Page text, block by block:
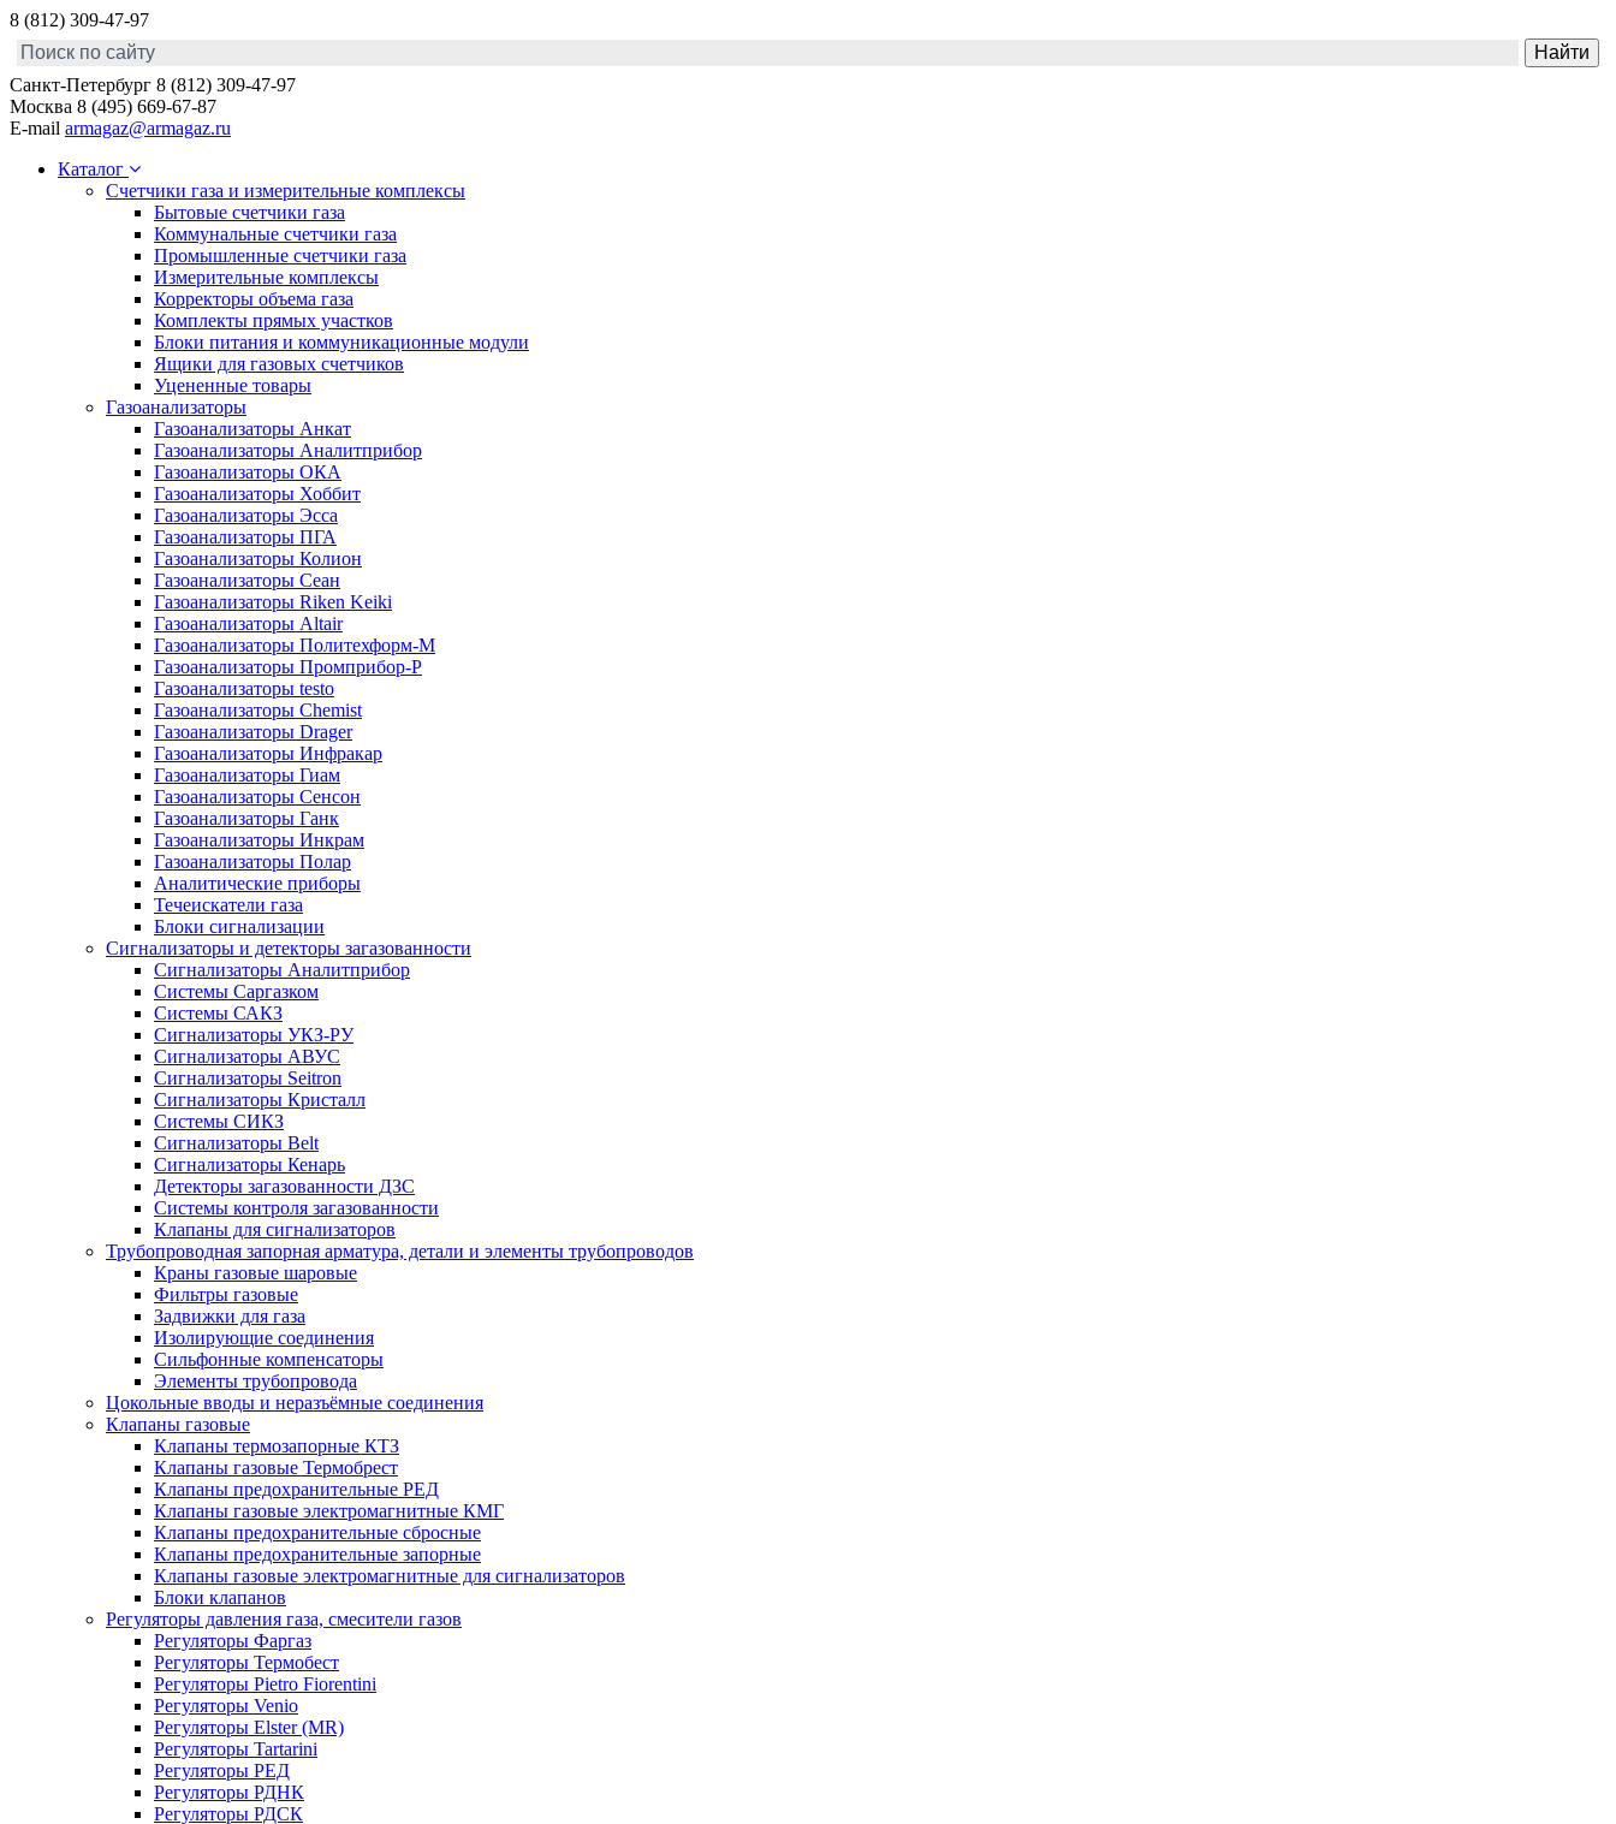
8 (812) 309-47-97
Санкт-Петербург 8 (812) 309-47-97
Москва 8 (495) 669-67-87
E-mail armagaz@armagaz.ru
Каталог
Счетчики газа и измерительные комплексы
Бытовые счетчики газа
Коммунальные счетчики газа
Промышленные счетчики газа
Измерительные комплексы
Корректоры объема газа
Комплекты прямых участков
Блоки питания и коммуникационные модули
Ящики для газовых счетчиков
Уцененные товары
Газоанализаторы
Газоанализаторы Анкат
Газоанализаторы Аналитприбор
Газоанализаторы ОКА
Газоанализаторы Хоббит
Газоанализаторы Эсса
Газоанализаторы ПГА
Газоанализаторы Колион
Газоанализаторы Сеан
Газоанализаторы Riken Keiki
Газоанализаторы Altair
Газоанализаторы Политехформ-М
Газоанализаторы Промприбор-Р
Газоанализаторы testo
Газоанализаторы Chemist
Газоанализаторы Drager
Газоанализаторы Инфракар
Газоанализаторы Гиам
Газоанализаторы Сенсон
Газоанализаторы Ганк
Газоанализаторы Инкрам
Газоанализаторы Полар
Аналитические приборы
Течеискатели газа
Блоки сигнализации
Сигнализаторы и детекторы загазованности
Сигнализаторы Аналитприбор
Системы Саргазком
Системы САКЗ
Сигнализаторы УКЗ-РУ
Сигнализаторы АВУС
Сигнализаторы Seitron
Сигнализаторы Кристалл
Системы СИКЗ
Сигнализаторы Belt
Сигнализаторы Кенарь
Детекторы загазованности ДЗС
Системы контроля загазованности
Клапаны для сигнализаторов
Трубопроводная запорная арматура, детали и элементы трубопроводов
Краны газовые шаровые
Фильтры газовые
Задвижки для газа
Изолирующие соединения
Сильфонные компенсаторы
Элементы трубопровода
Цокольные вводы и неразъёмные соединения
Клапаны газовые
Клапаны термозапорные КТЗ
Клапаны газовые Термобрест
Клапаны предохранительные РЕД
Клапаны газовые электромагнитные КМГ
Клапаны предохранительные сбросные
Клапаны предохранительные запорные
Клапаны газовые электромагнитные для сигнализаторов
Блоки клапанов
Регуляторы давления газа, смесители газов
Регуляторы Фаргаз
Регуляторы Термобест
Регуляторы Pietro Fiorentini
Регуляторы Venio
Регуляторы Elster (MR)
Регуляторы Tartarini
Регуляторы РЕД
Регуляторы РДНК
Регуляторы РДСК